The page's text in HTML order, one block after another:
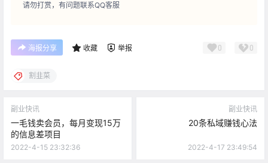
请勿打赏，有问题联系QQ客服
海报分享 收藏 举报 0 0
割韭菜
副业快讯
一毛钱卖会员，每月变现15万
的信息差项目
2022-4-15 23:32:36
副业快讯
20条私域赚钱心法
2022-4-17 23:49:54